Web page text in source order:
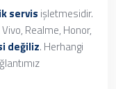
servis işletmesidir.
Realme, Honor,
değiliz. Herhangi